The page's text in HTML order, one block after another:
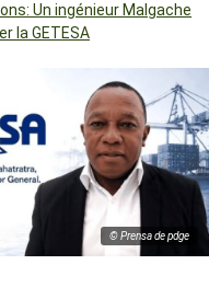
Un ingénieur Malgache
la GETESA
© Prensa de pdge